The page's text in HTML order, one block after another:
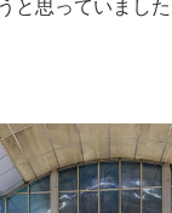
と思っていまし